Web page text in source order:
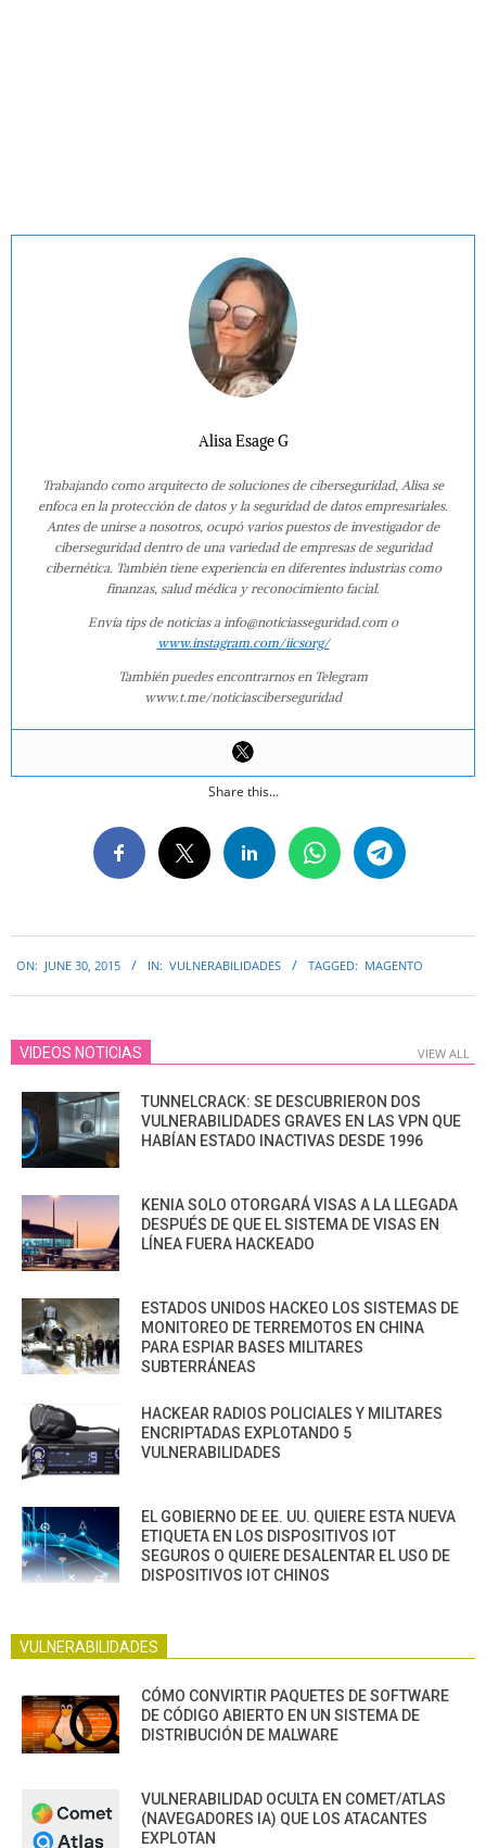
Alisa Esage G
Trabajando como arquitecto de soluciones de ciberseguridad, Alisa se
enfoca en la protección de datos y la seguridad de datos empresariales.
Antes de unirse a nosotros, ocupó varios puestos de investigador de
ciberseguridad dentro de una variedad de empresas de seguridad
cibernética. También tiene experiencia en diferentes industrias como
finanzas, salud médica y reconocimiento facial.
Envía tips de noticias a info@noticiasseguridad.com o
www.instagram.com/iicsorg/
También puedes encontrarnos en Telegram
www.t.me/noticiasciberseguridad
Share this...
06-
30
ON: JUNE 30, 2015 IN: VULNERABILIDADES TAGGED: MAGENTO
VIDEOS NOTICIAS VIEW ALL
TUNNELCRACK: SE DESCUBRIERON DOS
VULNERABILIDADES GRAVES EN LAS VPN QUE
HABÍAN ESTADO INACTIVAS DESDE 1996
KENIA SOLO OTORGARÁ VISAS A LA LLEGADA
DESPUÉS DE QUE EL SISTEMA DE VISAS EN
LÍNEA FUERA HACKEADO
ESTADOS UNIDOS HACKEO LOS SISTEMAS DE
MONITOREO DE TERREMOTOS EN CHINA
PARA ESPIAR BASES MILITARES
SUBTERRÁNEAS
HACKEAR RADIOS POLICIALES Y MILITARES
ENCRIPTADAS EXPLOTANDO 5
VULNERABILIDADES
EL GOBIERNO DE EE. UU. QUIERE ESTA NUEVA
ETIQUETA EN LOS DISPOSITIVOS IOT
SEGUROS O QUIERE DESALENTAR EL USO DE
DISPOSITIVOS IOT CHINOS
VULNERABILIDADES
CÓMO CONVIRTIR PAQUETES DE SOFTWARE
DE CÓDIGO ABIERTO EN UN SISTEMA DE
DISTRIBUCIÓN DE MALWARE
VULNERABILIDAD OCULTA EN COMET/ATLAS
(NAVEGADORES IA) QUE LOS ATACANTES
EXPLOTAN